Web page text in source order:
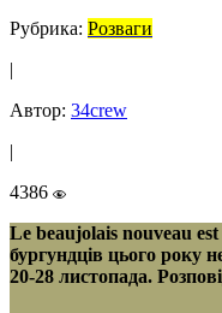
Рубрика: Розваги
|
Автор: 34crew
|
4386
Le beaujolais nouveau
бургундців цього року
20-28 листопада.